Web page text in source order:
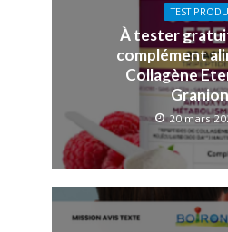
TEST
À tester
complément
Collagène
20 mars